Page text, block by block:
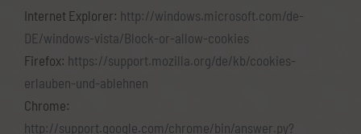
Internet Explorer: http://windows.microsoft.com/de-
DE/windows-vista/Block-or-allow-cookies
Firefox: https://support.mozilla.org/de/kb/cookies-
erlauben-und-ablehnen
Chrome:
http://support.google.com/chrome/bin/answer.py?